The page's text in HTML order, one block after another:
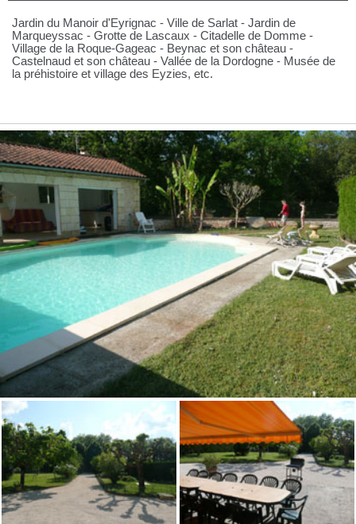
Jardin du Manoir d'Eyrignac - Ville de Sarlat - Jardin de
Marqueyssac - Grotte de Lascaux - Citadelle de Domme -
Village de la Roque-Gageac - Beynac et son château -
Castelnaud et son château - Vallée de la Dordogne - Musée de
la préhistoire et village des Eyzies, etc.